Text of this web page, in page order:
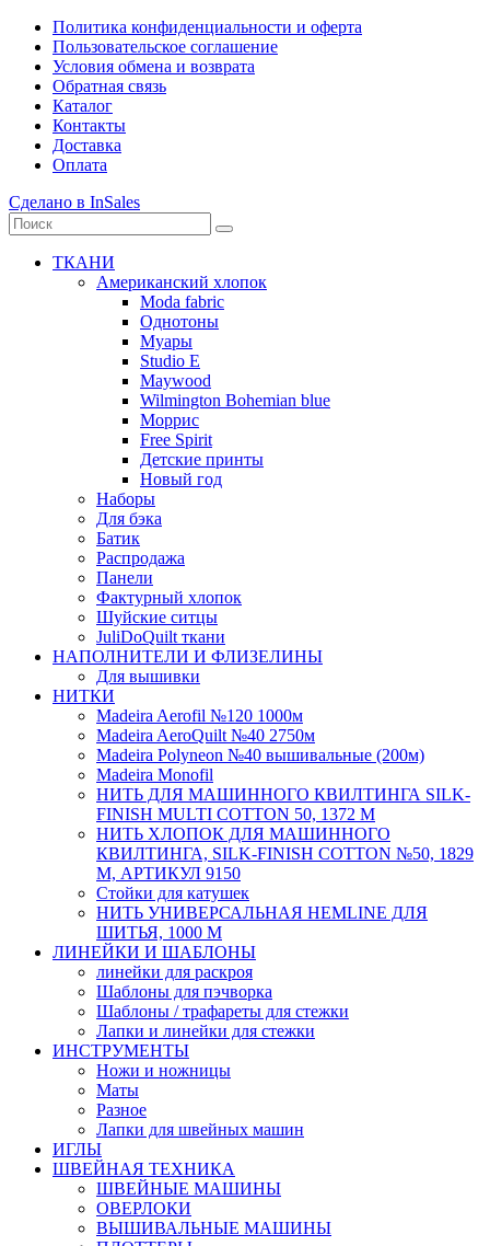
Политика конфиденциальности и оферта
Пользовательское соглашение
Условия обмена и возврата
Обратная связь
Каталог
Контакты
Доставка
Оплата
Сделано в InSales
ТКАНИ
Американский хлопок
Moda fabric
Однотоны
Муары
Studio E
Maywood
Wilmington Bohemian blue
Моррис
Free Spirit
Детские принты
Новый год
Наборы
Для бэка
Батик
Распродажа
Панели
Фактурный хлопок
Шуйские ситцы
JuliDoQuilt ткани
НАПОЛНИТЕЛИ И ФЛИЗЕЛИНЫ
Для вышивки
НИТКИ
Madeira Aerofil №120 1000м
Madeira AeroQuilt №40 2750м
Madeira Polyneon №40 вышивальные (200м)
Мadeira Monofil
НИТЬ ДЛЯ МАШИННОГО КВИЛТИНГА SILK-
FINISH MULTI COTTON 50, 1372 М
НИТЬ ХЛОПОК ДЛЯ МАШИННОГО
КВИЛТИНГА, SILK-FINISH COTTON №50, 1829
М, АРТИКУЛ 9150
Стойки для катушек
НИТЬ УНИВЕРСАЛЬНАЯ HEMLINE ДЛЯ
ШИТЬЯ, 1000 М
ЛИНЕЙКИ И ШАБЛОНЫ
линейки для раскроя
Шаблоны для пэчворка
Шаблоны / трафареты для стежки
Лапки и линейки для стежки
ИНСТРУМЕНТЫ
Ножи и ножницы
Маты
Разное
Лапки для швейных машин
ИГЛЫ
ШВЕЙНАЯ ТЕХНИКА
ШВЕЙНЫЕ МАШИНЫ
ОВЕРЛОКИ
ВЫШИВАЛЬНЫЕ МАШИНЫ